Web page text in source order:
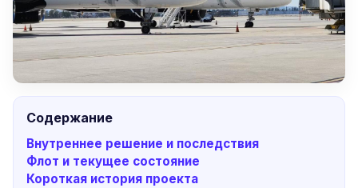
Содержание
Внутреннее решение и последствия
Флот и текущее состояние
Короткая история проекта